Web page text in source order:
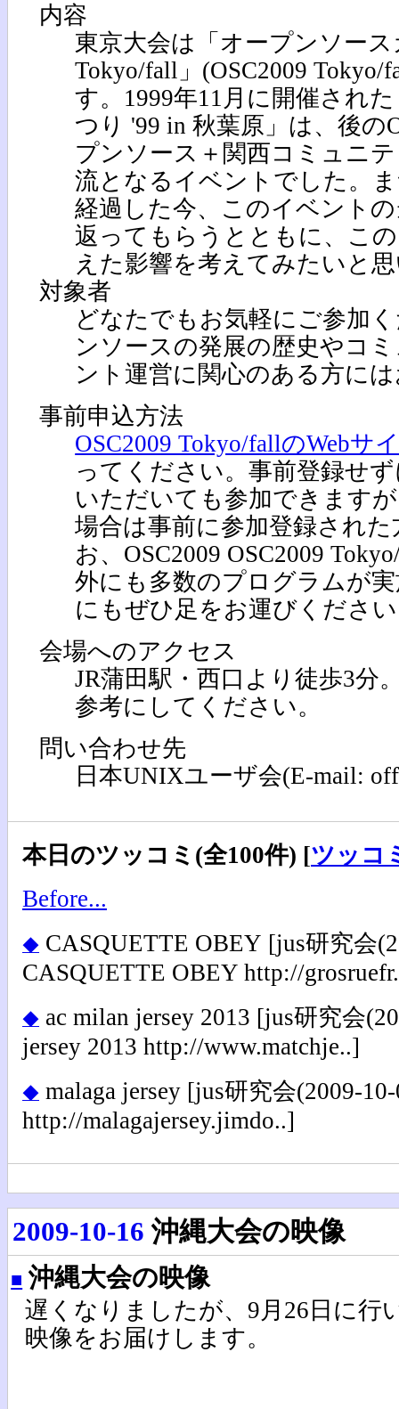
内容
東京大会は「オープンソー
Tokyo/fall」(OSC2009
す。1999年11月に開催され
つり '99 in 秋葉原」は、後の
プンソース＋関西コミュニ
流となるイベントでした。
経過した今、このイベント
返ってもらうとともに、こ
えた影響を考えてみたいと
対象者
どなたでもお気軽にご参加
ンソースの発展の歴史やコ
ント運営に関心のある方に
事前申込方法
OSC2009 Tokyo/fallのWebサ
ってください。事前登録せ
いただいても参加できます
場合は事前に参加登録され
お、OSC2009 OSC2009
外にも多数のプログラムが
にもぜひ足をお運びくださ
会場へのアクセス
JR蒲田駅・西口より徒歩3分
参考にしてください。
問い合わせ先
日本UNIXユーザ会(E-mail:
本日のツッコミ(全100件) [ツッコ
Before...
◆ CASQUETTE OBEY [jus研究会
CASQUETTE OBEY http://
◆ ac milan jersey 2013 [jus研究会
jersey 2013 http://www.matchje..]
◆ malaga jersey [jus研究会(2009-
http://malagajersey.jimdo..]
2009-10-16 沖縄大会の映像
■ 沖縄大会の映像
遅くなりましたが、9月26日に行
映像をお届けします。